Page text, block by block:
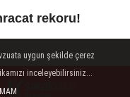
rekoru!
uygun şekilde çerez
inceleyebilirsiniz...